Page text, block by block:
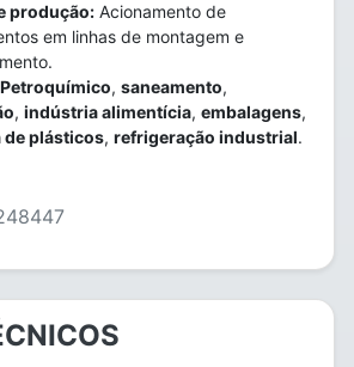
produção: Acionamento de
em linhas de montagem e
Petroquímico, saneamento,
, indústria alimentícia, embalagens,
plásticos, refrigeração industrial.